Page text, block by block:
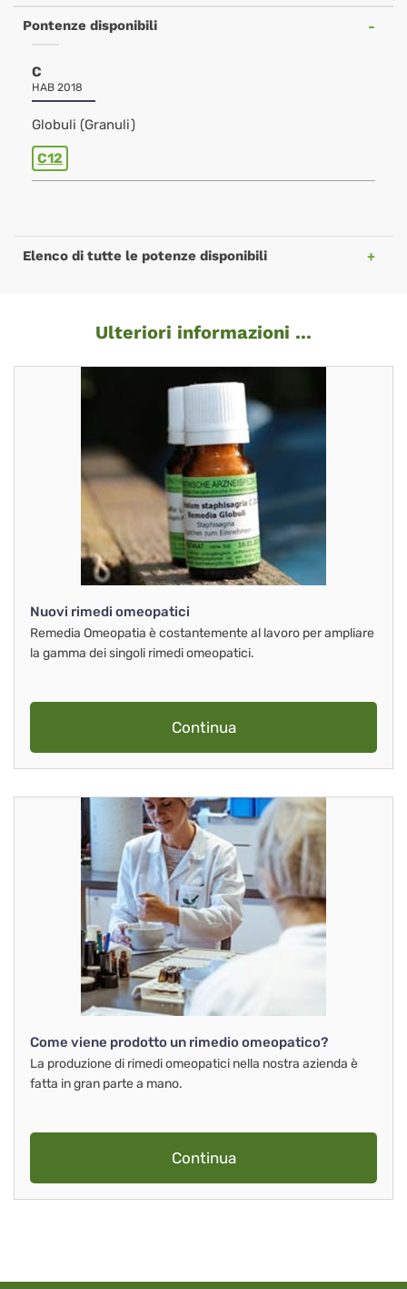
Pontenze disponibili
C
HAB 2018
Globuli (Granuli)
C12
Elenco di tutte le potenze disponibili
Ulteriori informazioni ...
Nuovi rimedi omeopatici
Remedia Omeopatia è costantemente al lavoro per ampliare
la gamma dei singoli rimedi omeopatici.
Continua
Come viene prodotto un rimedio omeopatico?
La produzione di rimedi omeopatici nella nostra azienda è
fatta in gran parte a mano.
Continua